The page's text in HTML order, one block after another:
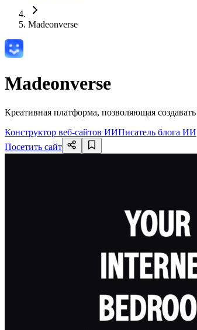
Madeonverse
Madeonverse
Креативная платформа, позволяющая
Конструктор веб-сайтов ИИПисатель блога ИИ
Посетить сайт